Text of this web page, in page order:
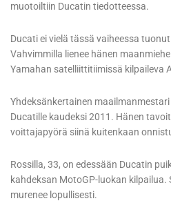
muotoiltiin Ducatin tiedotteessa.
Ducati ei vielä tässä vaiheessa
Vahvimmilla lienee hänen
Yamahan satelliittitiimissä kilpaileva
Yhdeksänkertainen
Ducatille kaudeksi 2011. Hänen
voittajapyörä siinä kuitenkaan
Rossilla, 33, on edessään Ducatin
kahdeksan MotoGP-luokan kilpailua.
murenee lopullisesti.